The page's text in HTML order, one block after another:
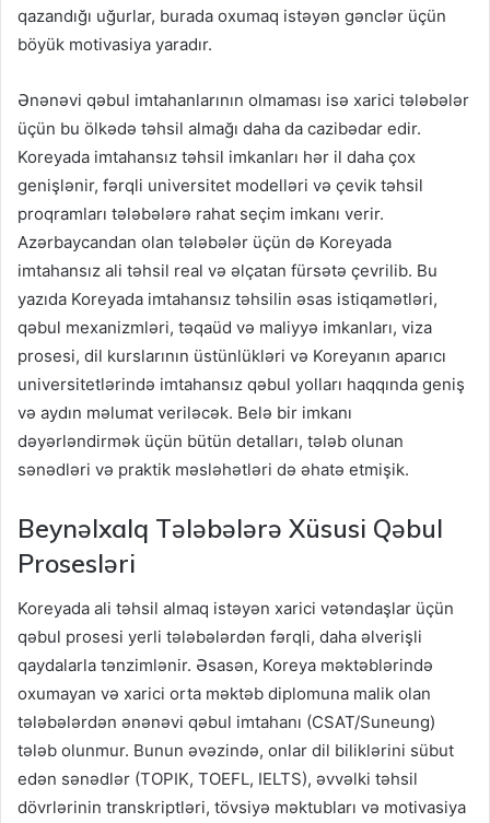
qazandığı uğurlar, burada oxumaq istəyən gənclər üçün
böyük motivasiya yaradır.
Ənənəvi qəbul imtahanlarının olmaması isə xarici tələbələr
üçün bu ölkədə təhsil almağı daha da cazibədar edir.
Koreyada imtahansız təhsil imkanları hər il daha çox
genişlənir, fərqli universitet modelləri və çevik təhsil
proqramları tələbələrə rahat seçim imkanı verir.
Azərbaycandan olan tələbələr üçün də Koreyada
imtahansız ali təhsil real və əlçatan fürsətə çevrilib. Bu
yazıda Koreyada imtahansız təhsilin əsas istiqamətləri,
qəbul mexanizmləri, təqaüd və maliyyə imkanları, viza
prosesi, dil kurslarının üstünlükləri və Koreyanın aparıcı
universitetlərində imtahansız qəbul yolları haqqında geniş
və aydın məlumat veriləcək. Belə bir imkanı
dəyərləndirmək üçün bütün detalları, tələb olunan
sənədləri və praktik məsləhətləri də əhatə etmişik.
Beynəlxalq Tələbələrə Xüsusi Qəbul
Prosesləri
Koreyada ali təhsil almaq istəyən xarici vətəndaşlar üçün
qəbul prosesi yerli tələbələrdən fərqli, daha əlverişli
qaydalarla tənzimlənir. Əsasən, Koreya məktəblərində
oxumayan və xarici orta məktəb diplomuna malik olan
tələbələrdən ənənəvi qəbul imtahanı (CSAT/Suneung)
tələb olunmur. Bunun əvəzində, onlar dil biliklərini sübut
edən sənədlər (TOPIK, TOEFL, IELTS), əvvəlki təhsil
dövrlərinin transkriptləri, tövsiyə məktubları və motivasiya